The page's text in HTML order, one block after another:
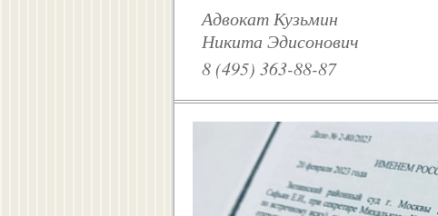
Адвокат Кузьмин
Никита Эдисонович
8 (495) 363-88-87